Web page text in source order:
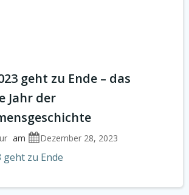
geht zu Ende – das
Jahr der
am Dezember 28, 2023
geht zu Ende